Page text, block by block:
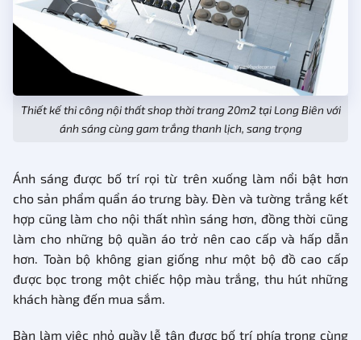
Thiết kế thi công nội thất shop thời trang 20m2 tại Long Biên với
ánh sáng cùng gam trắng thanh lịch, sang trọng
Ánh sáng được bố trí rọi từ trên xuống làm nổi bật hơn
cho sản phẩm quẩn áo trưng bày. Đèn và tường trắng kết
hợp cũng làm cho nội thất nhìn sáng hơn, đồng thời cũng
làm cho những bộ quần áo trở nên cao cấp và hấp dẫn
hơn. Toàn bộ không gian giống như một bộ đồ cao cấp
được bọc trong một chiếc hộp màu trắng, thu hút những
khách hàng đến mua sắm.
Bàn làm việc nhỏ quầy lễ tân được bố trí phía trong cùng